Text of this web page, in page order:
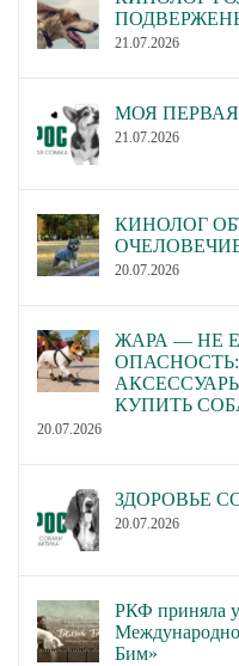
21.07.2026
МОЯ
21.07.2026
КИНОЛОГ
20.07.2026
ЖАРА — НЕ
КУПИТЬ
20.07.2026
ЗДОРОВЬЕ
20.07.2026
РКФ приняла
Бим»